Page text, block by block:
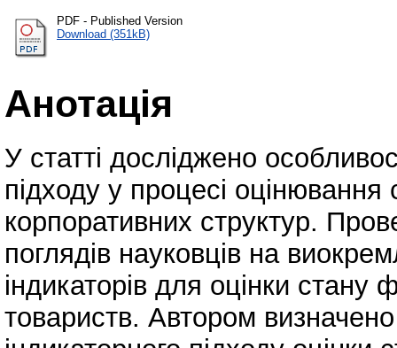
PDF - Published Version
Download (351kB)
Анотація
У статті досліджено
підходу у процесі
корпоративних структур.
поглядів науковців на
індикаторів для оцінки стану
товариств. Автором